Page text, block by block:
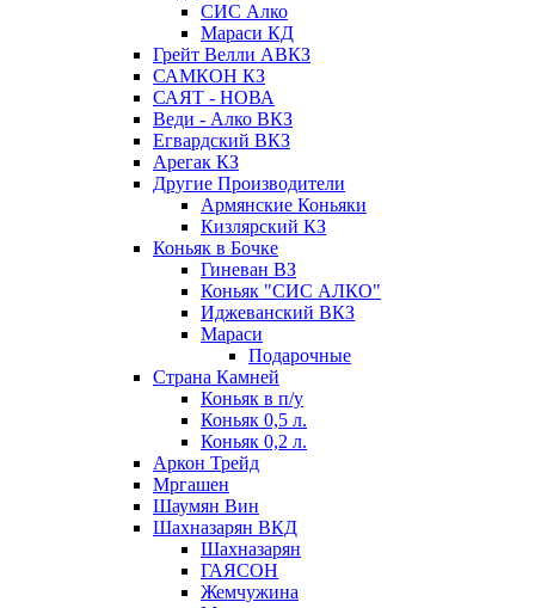
СИС Алко
Мараси КД
Грейт Велли АВКЗ
САМКОН КЗ
САЯТ - НОВА
Веди - Алко ВКЗ
Егвардский ВКЗ
Арегак КЗ
Другие Производители
Армянские Коньяки
Кизлярский КЗ
Коньяк в Бочке
Гиневан ВЗ
Коньяк "СИС АЛКО"
Иджеванский ВКЗ
Мараси
Подарочные
Страна Камней
Коньяк в п/у
Коньяк 0,5 л.
Коньяк 0,2 л.
Аркон Трейд
Мргашен
Шаумян Вин
Шахназарян ВКД
Шахназарян
ГАЯСОН
Жемчужина